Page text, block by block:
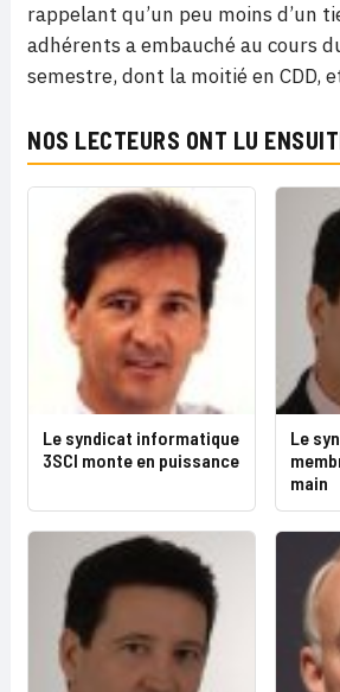
rappelant qu’un peu moins d’un
adhérents a embauché au cours
semestre, dont la moitié en CDD,
NOS LECTEURS ONT LU
Le syndicat informatique
3SCI monte en puissance
Le
main